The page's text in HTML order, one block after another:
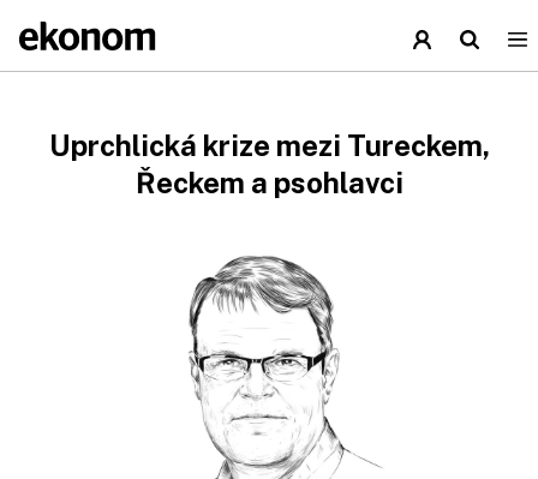
Uprchlická krize mezi Tureckem,
Řeckem a psohlavci